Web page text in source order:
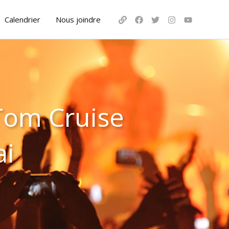
Calendrier Nous joindre
Cruise